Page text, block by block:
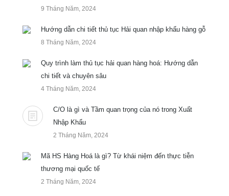
9 Tháng Năm, 2024
Hướng dẫn chi tiết thủ tục Hải quan nhập khẩu hàng gỗ
8 Tháng Năm, 2024
Quy trình làm thủ tục hải quan hàng hoá: Hướng dẫn
chi tiết và chuyên sâu
4 Tháng Năm, 2024
C/O là gì và Tầm quan trọng của nó trong Xuất
Nhập Khẩu
2 Tháng Năm, 2024
Mã HS Hàng Hoá là gì? Từ khái niệm đến thực tiễn
thương mại quốc tế
2 Tháng Năm, 2024